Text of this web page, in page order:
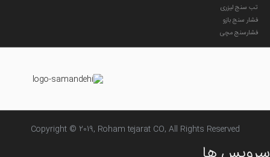
تب سنج لیزری
فشار سنج بازو
فشارسنج مچی
Copyright © 2019, Roham tejarat CO, All Rights Reserved